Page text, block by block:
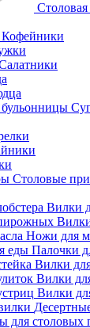
Столовая
Кофейники
Cтоловые
Вилки
Ножи для
Палочки
Вилки
Вилки
Вилки